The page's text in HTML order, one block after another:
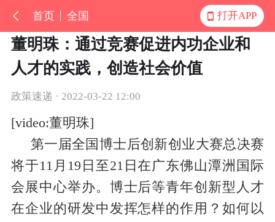
首页 全国 打开APP
董明珠：通过竞赛促进内功企业和
人才的实践，创造社会价值
政策速递 · 2022-03-22 12:00
[video:董明珠]
第一届全国博士后创新创业大赛总决赛
将于11月19日至21日在广东佛山潭洲国际
会展中心举办。博士后等青年创新型人才
在企业的研发中发挥怎样的作用？如何以